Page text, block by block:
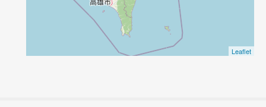
Leaflet